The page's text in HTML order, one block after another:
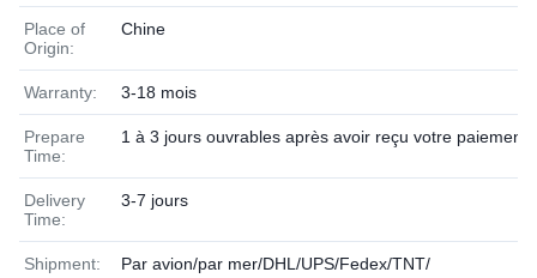
Place of
Origin:
Chine
Warranty: 3-18 mois
Prepare
Time:
1 à 3 jours ouvrables après avoir reçu votre paiement
Delivery
Time:
3-7 jours
Shipment: Par avion/par mer/DHL/UPS/Fedex/TNT/